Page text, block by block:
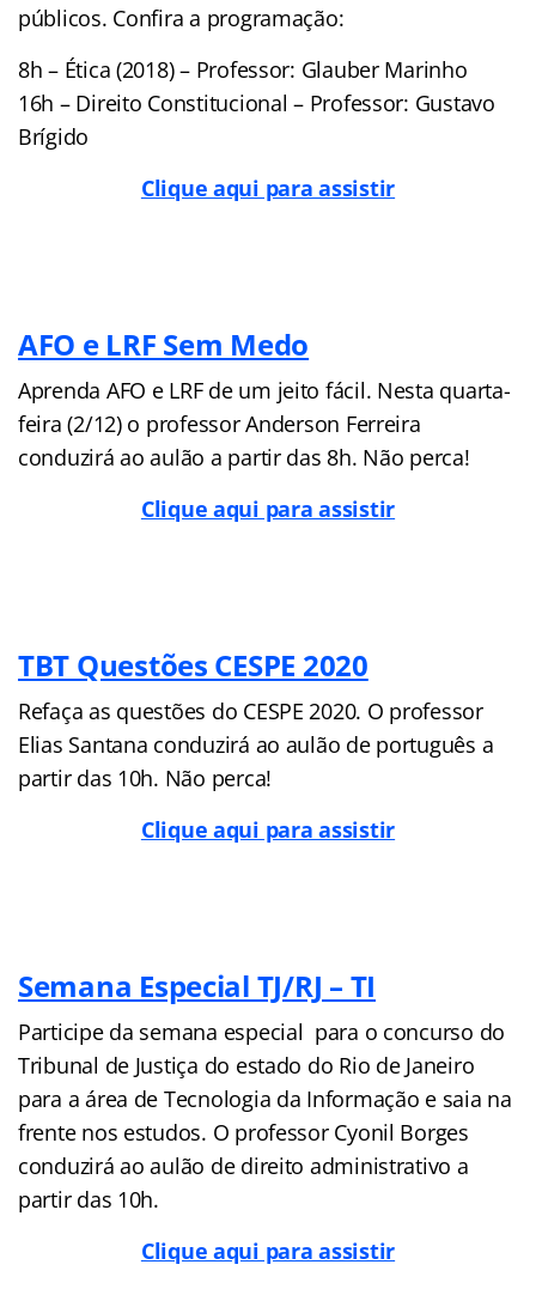
públicos. Confira a programação:
8h – Ética (2018) – Professor: Glauber Marinho
16h – Direito Constitucional – Professor: Gustavo
Brígido
Clique aqui para assistir
AFO e LRF Sem Medo
Aprenda AFO e LRF de um jeito fácil. Nesta quarta-
feira (2/12) o professor Anderson Ferreira
conduzirá ao aulão a partir das 8h. Não perca!
Clique aqui para assistir
TBT Questões CESPE 2020
Refaça as questões do CESPE 2020. O professor
Elias Santana conduzirá ao aulão de português a
partir das 10h. Não perca!
Clique aqui para assistir
Semana Especial TJ/RJ – TI
Participe da semana especial para o concurso do
Tribunal de Justiça do estado do Rio de Janeiro
para a área de Tecnologia da Informação e saia na
frente nos estudos. O professor Cyonil Borges
conduzirá ao aulão de direito administrativo a
partir das 10h.
Clique aqui para assistir